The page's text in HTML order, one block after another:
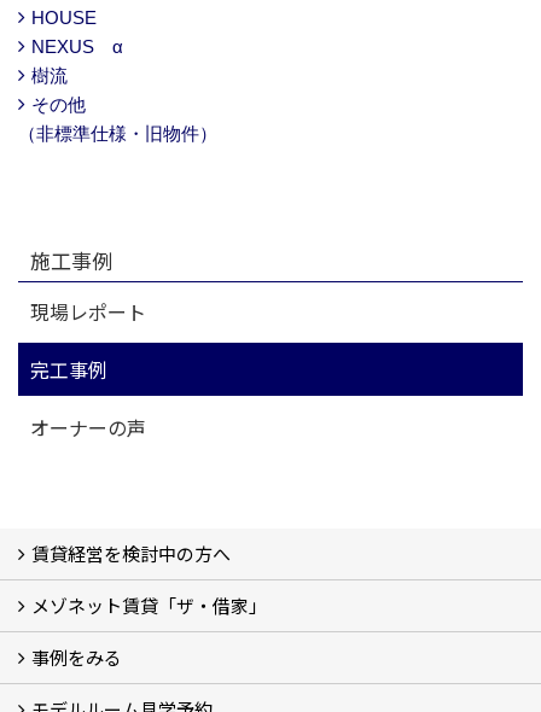
HOUSE
NEXUS α
樹流
その他
（非標準仕様・旧物件）
施工事例
現場レポート
完工事例
オーナーの声
賃貸経営を検討中の方へ
私たちの考え方
賃貸経営の成功学
様々な無料サービス
相続税とは
よくあるご質問
メゾネット賃貸「ザ・借家」
ザ・借家について詳しく知る (2)
事例をみる
建設中の現場レポート
完成した建物を見てみる
オーナーの声